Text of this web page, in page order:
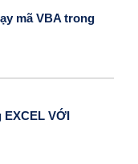
mã VBA trong
EXCEL VỚI